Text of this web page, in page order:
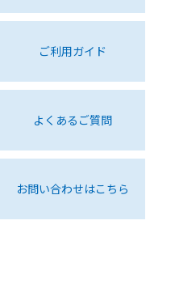
ご利用ガイド
よくあるご質問
お問い合わせはこちら